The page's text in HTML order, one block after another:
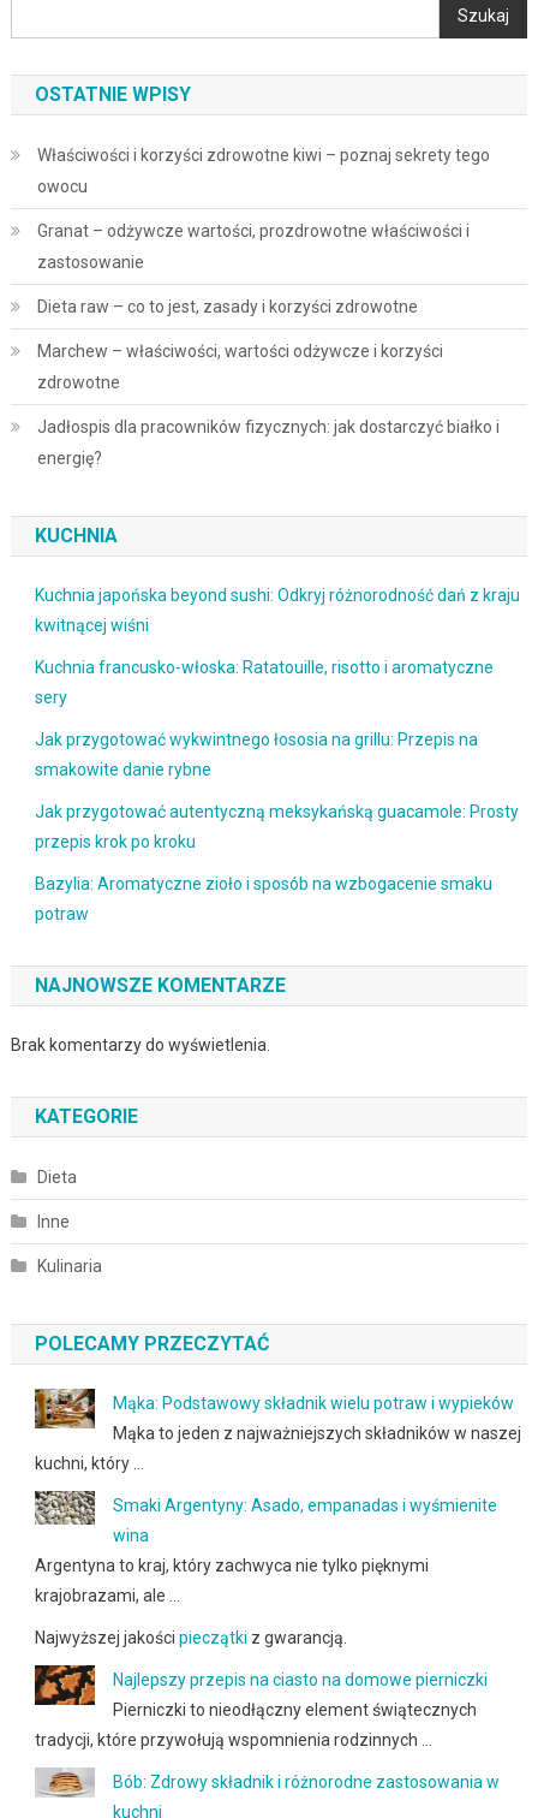
Szukaj
OSTATNIE WPISY
Właściwości i korzyści zdrowotne kiwi – poznaj sekrety tego
owocu
Granat – odżywcze wartości, prozdrowotne właściwości i
zastosowanie
Dieta raw – co to jest, zasady i korzyści zdrowotne
Marchew – właściwości, wartości odżywcze i korzyści
zdrowotne
Jadłospis dla pracowników fizycznych: jak dostarczyć białko i
energię?
KUCHNIA
Kuchnia japońska beyond sushi: Odkryj różnorodność dań z kraju
kwitnącej wiśni
Kuchnia francusko-włoska: Ratatouille, risotto i aromatyczne
sery
Jak przygotować wykwintnego łososia na grillu: Przepis na
smakowite danie rybne
Jak przygotować autentyczną meksykańską guacamole: Prosty
przepis krok po kroku
Bazylia: Aromatyczne zioło i sposób na wzbogacenie smaku
potraw
NAJNOWSZE KOMENTARZE
Brak komentarzy do wyświetlenia.
KATEGORIE
Dieta
Inne
Kulinaria
POLECAMY PRZECZYTAĆ
Mąka: Podstawowy składnik wielu potraw i wypieków
Mąka to jeden z najważniejszych składników w naszej
kuchni, który …
Smaki Argentyny: Asado, empanadas i wyśmienite
wina
Argentyna to kraj, który zachwyca nie tylko pięknymi
krajobrazami, ale …
Najwyższej jakości pieczątki z gwarancją.
Najlepszy przepis na ciasto na domowe pierniczki
Pierniczki to nieodłączny element świątecznych
tradycji, które przywołują wspomnienia rodzinnych …
Bób: Zdrowy składnik i różnorodne zastosowania w
kuchni